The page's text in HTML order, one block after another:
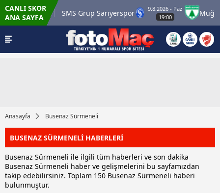
CANLI SKOR
ANA SAYFA
SMS Grup Sarıyerspor
9.8.2026 - Paz
Anasayfa Busenaz Sürmeneli
BUSENAZ SÜRMENELİ HABERLERİ
Busenaz Sürmeneli ile ilgili tüm haberleri ve son dakika
Busenaz Sürmeneli haber ve gelişmelerini bu sayfamızdan
takip edebilirsiniz. Toplam 150 Busenaz Sürmeneli haberi
bulunmuştur.